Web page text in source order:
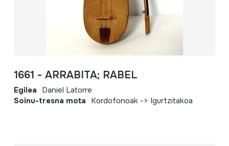
1661 - ARRABITA; RABEL
Egilea Daniel Latorre
Soinu-tresna mota Kordofonoak -> Igurtzitakoa